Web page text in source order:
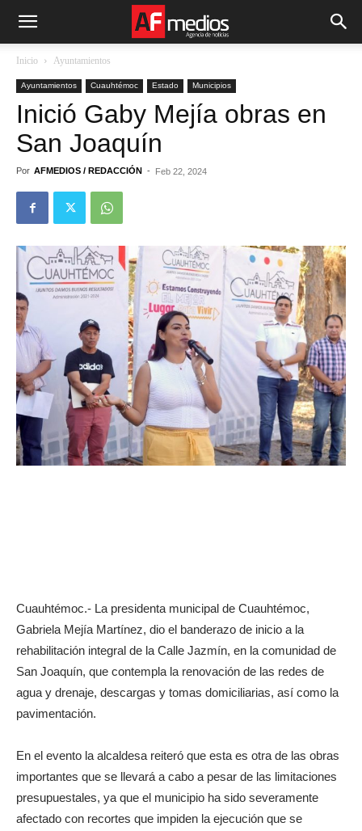
Inicio Ayuntamientos
Ayuntamientos Cuauhtémoc Estado Municipios
Inició Gaby Mejía obras en
San Joaquín
Por AFMEDIOS / REDACCIÓN - Feb 22, 2024
Cuauhtémoc.- La presidenta municipal de Cuauhtémoc,
Gabriela Mejía Martínez, dio el banderazo de inicio a la
rehabilitación integral de la Calle Jazmín, en la comunidad de
San Joaquín, que contempla la renovación de las redes de
agua y drenaje, descargas y tomas domiciliarias, así como la
pavimentación.
En el evento la alcaldesa reiteró que esta es otra de las obras
importantes que se llevará a cabo a pesar de las limitaciones
presupuestales, ya que el municipio ha sido severamente
afectado con recortes que impiden la ejecución que se